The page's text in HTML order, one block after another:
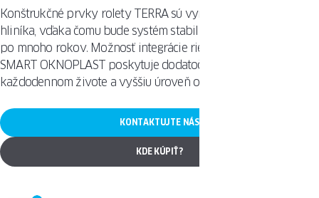
Konštrukčné prvky rolety TERRA sú vyrobené z trvanlivého
hliníka, vďaka čomu bude systém stabilný a správne fungovať
po mnoho rokov. Možnosť integrácie riešenia so systémom
SMART OKNOPLAST poskytuje dodatočné pohodlie v
každodennom živote a vyššiu úroveň ochrany Vášho domova.
KONTAKTUJTE NÁS
KDE KÚPIŤ?